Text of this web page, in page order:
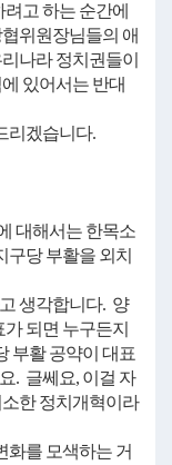
고 하는 순간에
위원장님들의 애
나라 정치권들이
있어서는 반대
리겠습니다.
대해서는 한목소
당 부활을 외치
생각합니다. 양
되면 누구든지
부활 공약이 대표
. 글쎄요, 이걸 자
한 정치개혁이라
화를 모색하는 거